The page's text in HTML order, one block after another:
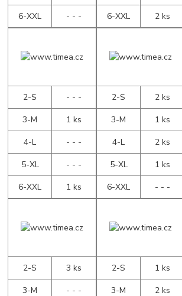
6-XXL - - - 6-XXL 2 ks
2-S
- - -
3-M
1 ks
4-L
- - -
5-XL
- - -
6-XXL
1 ks
2-S
2 ks
3-M
1 ks
4-L
2 ks
5-XL
1 ks
6-XXL
- - -
2-S
3 ks
3-M
- - -
2-S
1 ks
3-M
2 ks